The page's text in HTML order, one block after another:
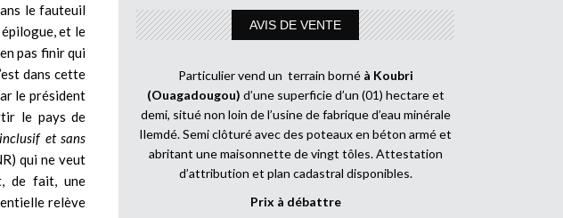
le fauteuil
et le
pas finir qui
dans cette
le président
le pays de
et sans
qui ne veut
de fait, une
relève
AVIS DE VENTE
Particulier vend un terrain borné à Koubri
(Ouagadougou) d’une superficie d’un (01) hectare et
demi, situé non loin de l’usine de fabrique d’eau minérale
Ilemdé. Semi clôturé avec des poteaux en béton armé et
abritant une maisonnette de vingt tôles. Attestation
d’attribution et plan cadastral disponibles.
Prix à débattre